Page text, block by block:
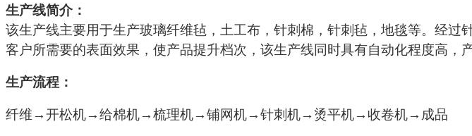
生产线简介：
该生产线主要用于生产玻璃纤维毡，土工布，针刺棉，针刺毡，地毯等。经
客户所需要的表面效果，使产品提升档次，该生产线同时具有自动化程度高，
生产流程：
纤维→开松机→给棉机→梳理机→铺网机→针刺机→烫平机→收卷机→成品